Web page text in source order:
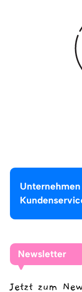
Unternehmen
Newsletter
Jetzt zum